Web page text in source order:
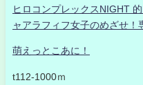
ヒロコンプレックスNIGHT
ャアラフィフ女子のめざせ！
萌えっとこあに！
t112-1000ｍ